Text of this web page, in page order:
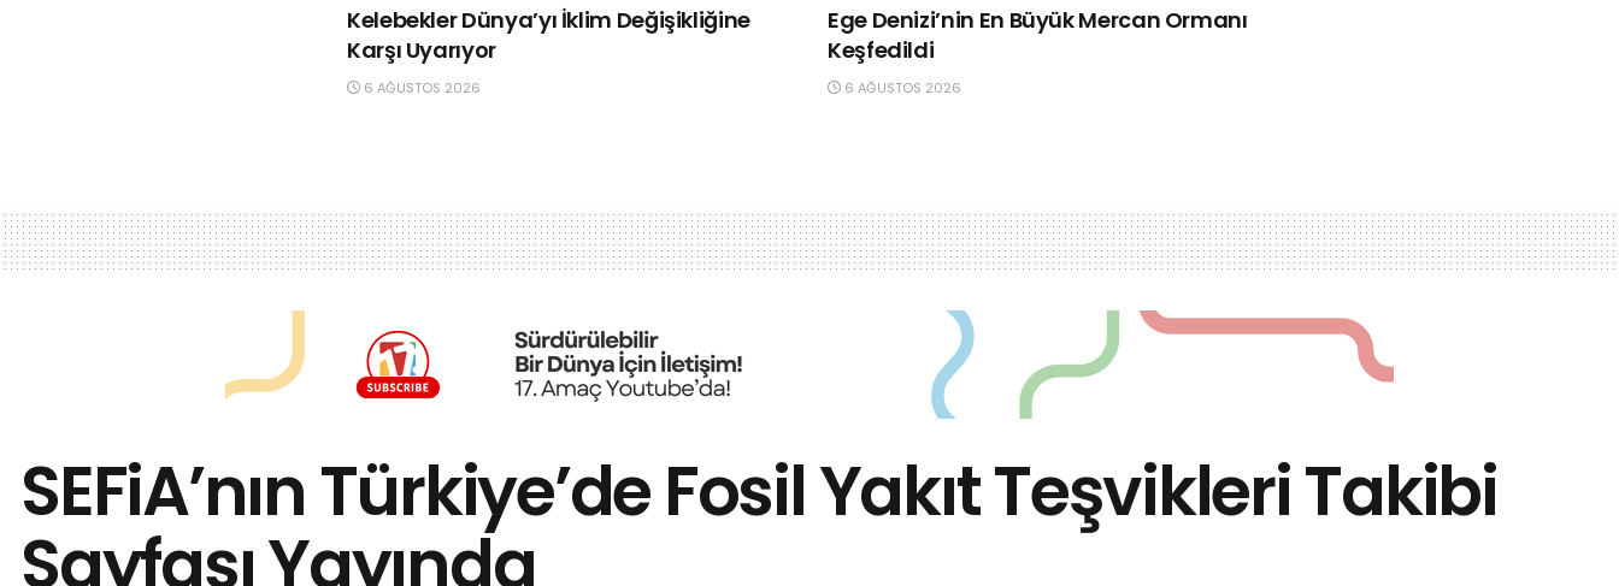
Kelebekler Dünya’yı İklim Değişikliğine
Karşı Uyarıyor
6 AĞUSTOS 2026
Ege Denizi’nin En Büyük Mercan Ormanı
Keşfedildi
6 AĞUSTOS 2026
SEFiA’nın Türkiye’de Fosil Yakıt Teşvikleri Takibi
Sayfası Yayında